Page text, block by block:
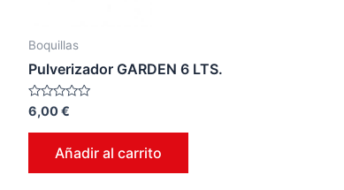
Boquillas
Pulverizador GARDEN 6 LTS.
Valorado
en
0
6,00€
Añadir al carrito